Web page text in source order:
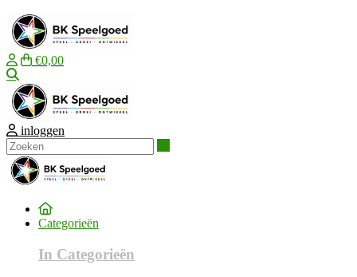
€0,00
inloggen
Categorieën
In Categorieën